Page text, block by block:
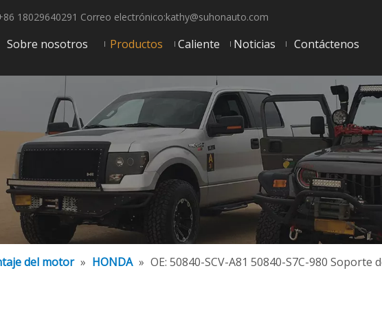
18029640291 Correo electrónico:kathy@suhonauto.com
Sobre nosotros Productos Caliente Noticias Contáctenos
del motor » HONDA » OE: 50840-SCV-A81 50840-S7C-980 Soporte